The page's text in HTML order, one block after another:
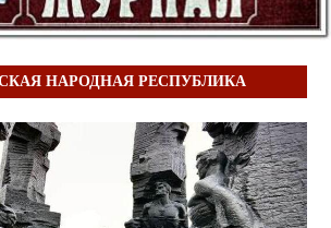
НАРОДНАЯ РЕСПУБЛИКА